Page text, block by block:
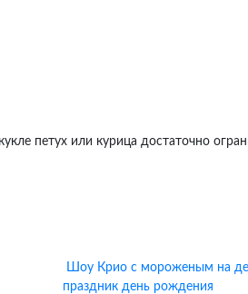
петух или курица достаточно
Шоу Крио с мороженым на
праздник день рождения